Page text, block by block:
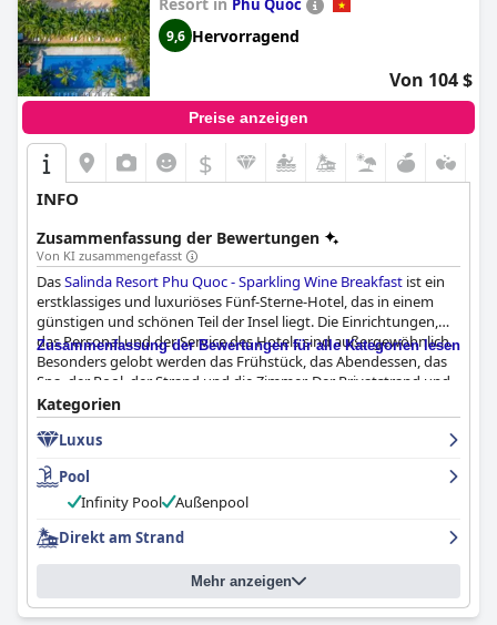
Phu Quoc
9,6 Hervorragend
Von 104 $
Preise anzeigen
$
INFO
Zusammenfassung der Bewertungen
Von KI zusammengefasst
DasSalinda Resort Phu Quoc - Sparkling Wine Breakfast ist ein
erstklassiges und luxuriöses Fünf-Sterne-Hotel, das in einem
günstigen und schönen Teil der Insel liegt. Die Einrichtungen,
das Personal und der Service des Hotels sind außergewöhnlich.
Besonders gelobt werden das Frühstück, das Abendessen, das
Spa, der Pool, der Strand und die Zimmer. Der Privatstrand und
der Außenpool des Resorts laden zum Entspannen ein, während
die zahlreichen gastronomischen Einrichtungen köstliche und
authentische Speisen anbieten. Das aufmerksame und
fürsorgliche Personal sorgt dafür, dass die Gäste den
bestmöglichen Aufenthalt haben. Darüber hinaus ist das Hotel
familienfreundlich und bietet Aktivitäten für Kinder an. Das
entspannenden und angenehmen Urlaub.
Zusammenfassung der Bewertungen für alle Kategorien lesen
Kategorien
Luxus
Pool
Infinity Pool
Außenpool
Direkt am Strand
Mehr anzeigen